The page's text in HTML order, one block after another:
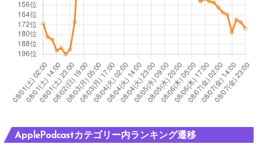
ApplePodcastカテゴリー内ランキング遷移